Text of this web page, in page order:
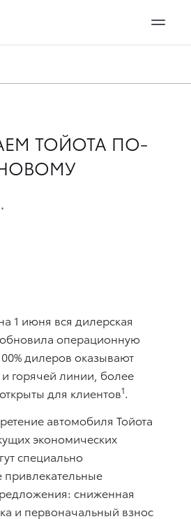
ТОЙОТА ПО-
1 июня вся дилерская
операционную
дилеров оказывают
и горячей линии, более
для клиентов1.
автомобиля Тойота
экономических
специально
привлекательные
сниженная
и первоначальный взнос